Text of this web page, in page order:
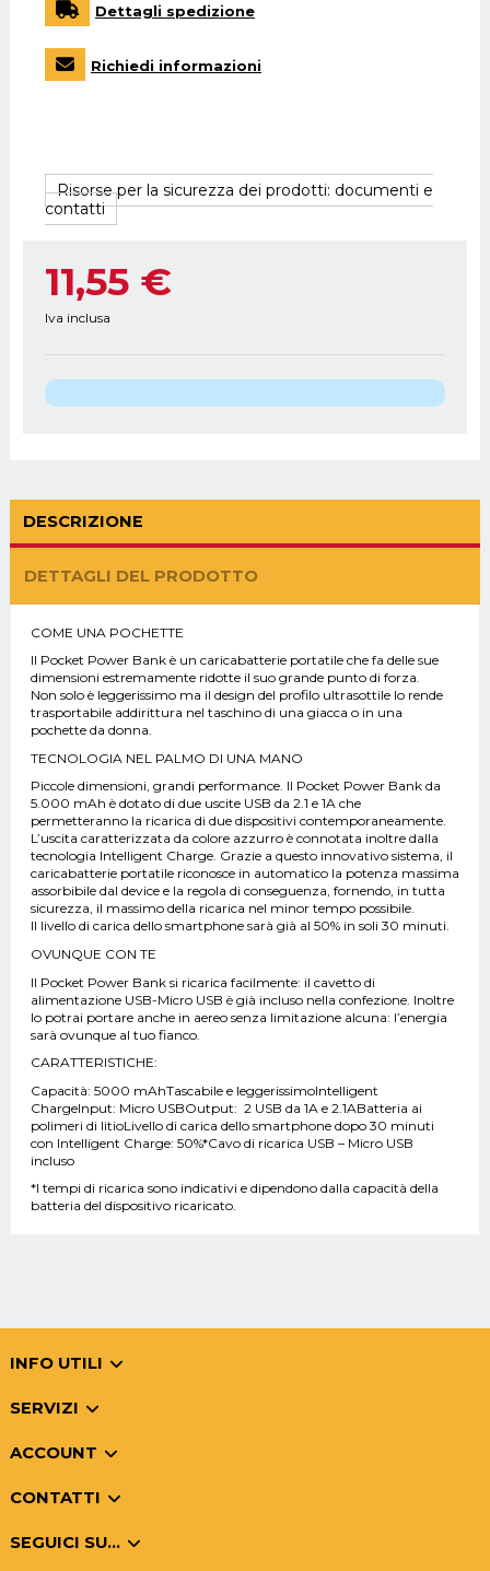
Dettagli spedizione
Richiedi informazioni
Risorse per la sicurezza dei prodotti: documenti e
contatti
11,55 €
Iva inclusa
DESCRIZIONE
DETTAGLI DEL PRODOTTO
COME UNA POCHETTE
Il Pocket Power Bank è un caricabatterie portatile che fa delle sue
dimensioni estremamente ridotte il suo grande punto di forza.
Non solo è leggerissimo ma il design del profilo ultrasottile lo rende
trasportabile addirittura nel taschino di una giacca o in una
pochette da donna.
TECNOLOGIA NEL PALMO DI UNA MANO
Piccole dimensioni, grandi performance. Il Pocket Power Bank da
5.000 mAh è dotato di due uscite USB da 2.1 e 1A che
permetteranno la ricarica di due dispositivi contemporaneamente.
L’uscita caratterizzata da colore azzurro è connotata inoltre dalla
tecnologia Intelligent Charge. Grazie a questo innovativo sistema, il
caricabatterie portatile riconosce in automatico la potenza massima
assorbibile dal device e la regola di conseguenza, fornendo, in tutta
sicurezza, il massimo della ricarica nel minor tempo possibile.
Il livello di carica dello smartphone sarà già al 50% in soli 30 minuti.
OVUNQUE CON TE
Il Pocket Power Bank si ricarica facilmente: il cavetto di
alimentazione USB-Micro USB è già incluso nella confezione. Inoltre
lo potrai portare anche in aereo senza limitazione alcuna: l’energia
sarà ovunque al tuo fianco.
CARATTERISTICHE:
Capacità: 5000 mAhTascabile e leggerissimoIntelligent
ChargeInput: Micro USBOutput: 2 USB da 1A e 2.1ABatteria ai
polimeri di litioLivello di carica dello smartphone dopo 30 minuti
con Intelligent Charge: 50%*Cavo di ricarica USB – Micro USB
incluso
*I tempi di ricarica sono indicativi e dipendono dalla capacità della
batteria del dispositivo ricaricato.
INFO UTILI
SERVIZI
ACCOUNT
CONTATTI
SEGUICI SU...